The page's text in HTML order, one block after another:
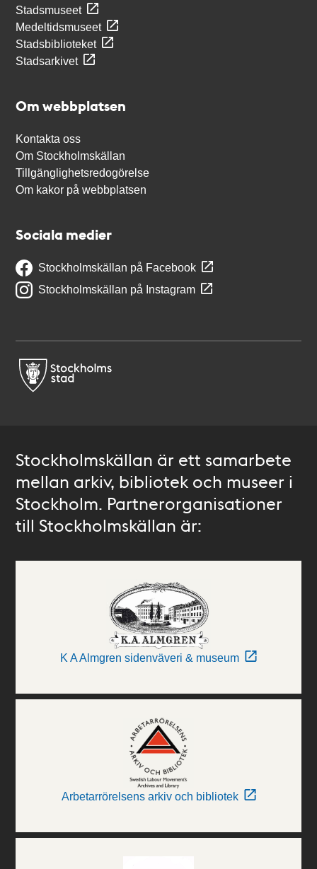
Stadsmuseet
Medeltidsmuseet
Stadsbiblioteket
Stadsarkivet
Om webbplatsen
Kontakta oss
Om Stockholmskällan
Tillgänglighetsredogörelse
Om kakor på webbplatsen
Sociala medier
Stockholmskällan på Facebook
Stockholmskällan på Instagram
Stockholmskällan är ett samarbete
mellan arkiv, bibliotek och museer i
Stockholm. Partnerorganisationer
till Stockholmskällan är:
K A Almgren sidenväveri & museum
Arbetarrörelsens arkiv och bibliotek